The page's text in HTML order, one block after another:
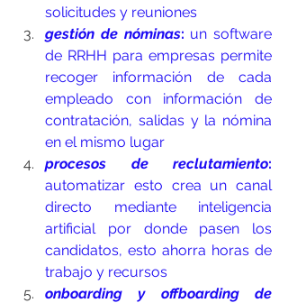
solicitudes y reuniones
gestión de nóminas: un software
de RRHH para empresas permite
recoger información de cada
empleado con información de
contratación, salidas y la nómina
en el mismo lugar
procesos de reclutamiento:
automatizar esto crea un canal
directo mediante inteligencia
artificial por donde pasen los
candidatos, esto ahorra horas de
trabajo y recursos
onboarding y offboarding de